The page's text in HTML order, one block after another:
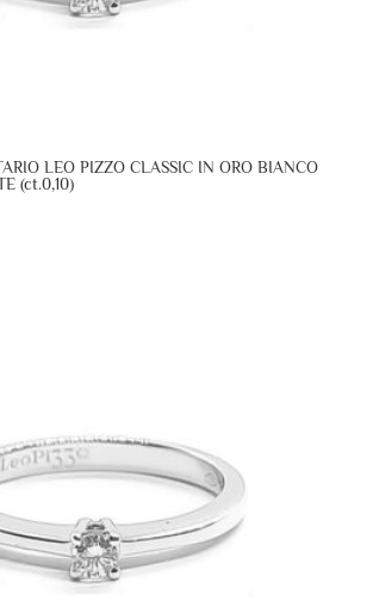
LEO PIZZO CLASSIC IN ORO BIANCO
(ct.0,10)